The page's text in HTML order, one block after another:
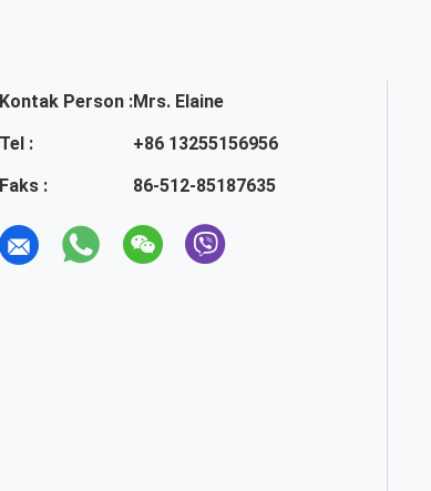
Kontak Person :Mrs. Elaine
Tel :
+86 13255156956
Faks :
86-512-85187635